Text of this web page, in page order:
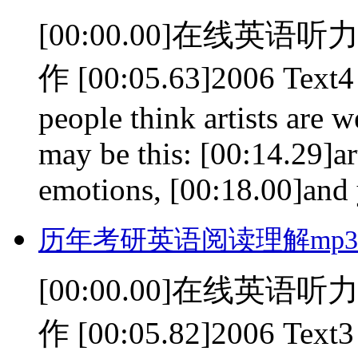
[00:00.00]在线英语听
作 [00:05.63]2006
people think artists are
may be this:
emotions, [00:18.00]and
历年考研英语阅读理解
[00:00.00]在线英语听
作 [00:05.82]2006